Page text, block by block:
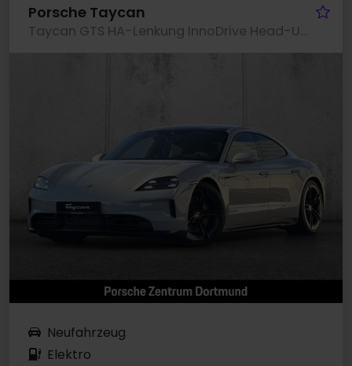
Porsche Taycan
Taycan GTS HA-Lenkung InnoDrive Head-Up BOSE
Neufahrzeug
Elektro